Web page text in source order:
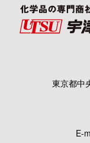
東京都中
E-